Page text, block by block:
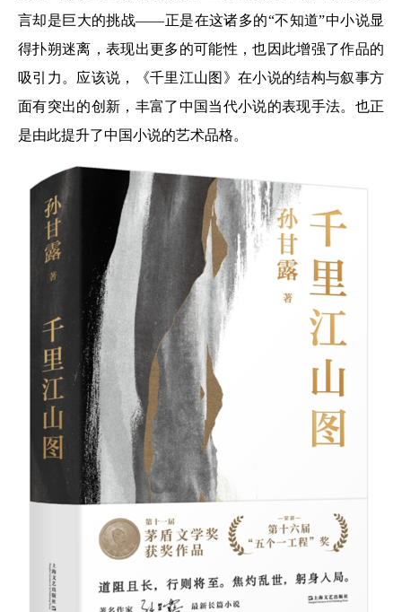
言却是巨大的挑战——正是在这诸多的“不知道”中小说显
得扑朔迷离，表现出更多的可能性，也因此增强了作品的
吸引力。应该说，《千里江山图》在小说的结构与叙事方
面有突出的创新，丰富了中国当代小说的表现手法。也正
是由此提升了中国小说的艺术品格。